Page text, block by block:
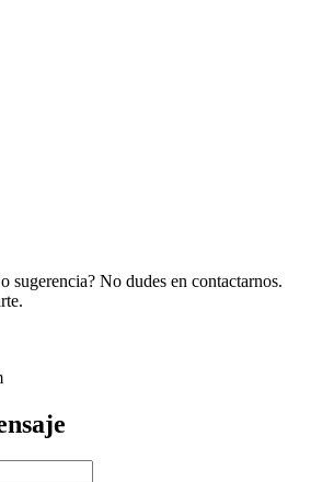
sugerencia? No dudes en contactarnos.